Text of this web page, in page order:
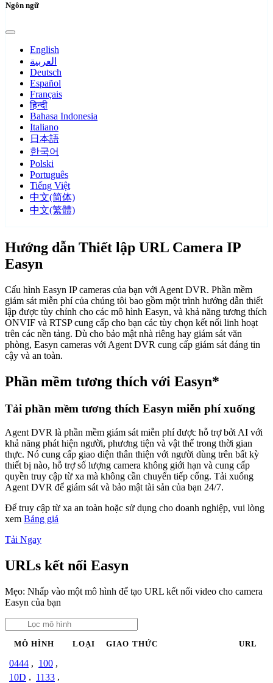
Ngôn ngữ
English
العربية
Deutsch
Español
Français
हिन्दी
Bahasa Indonesia
Italiano
日本語
한국어
Polski
Português
Tiếng Việt
中文(简体)
中文(繁體)
Hướng dẫn Thiết lập URL Camera IP
Easyn
Cấu hình Easyn IP cameras của bạn với Agent DVR. Phần mềm
giám sát miễn phí của chúng tôi bao gồm một trình hướng dẫn thiết
lập được tùy chỉnh cho các mô hình Easyn, và khả năng tương thích
ONVIF và RTSP cung cấp cho bạn các tùy chọn kết nối linh hoạt
trên các nền tảng. Dù cho bảo mật nhà riêng hay giám sát văn
phòng, Easyn cameras với Agent DVR cung cấp giám sát đáng tin
cậy và an toàn.
Phần mềm tương thích với Easyn*
Tải phần mềm tương thích Easyn miễn phí xuống
Agent DVR là phần mềm giám sát miễn phí được hỗ trợ bởi AI với
khả năng phát hiện người, phương tiện và vật thể trong thời gian
thực. Nó cung cấp giao diện thân thiện với người dùng trên bất kỳ
thiết bị nào, hỗ trợ số lượng camera không giới hạn và cung cấp
quyền truy cập từ xa mà không cần chuyển tiếp cổng. Tải xuống
Agent DVR để giám sát và bảo mật tài sản của bạn 24/7.
Để truy cập từ xa an toàn hoặc sử dụng cho doanh nghiệp, vui lòng
xem Bảng giá
Tải Ngay
URLs kết nối Easyn
Mẹo: Nhấp vào một mô hình để tạo URL kết nối video cho camera
Easyn của bạn
MÔ HÌNH LOẠI GIAO THỨC URL
0444 , 100 ,
10D , 1133 ,